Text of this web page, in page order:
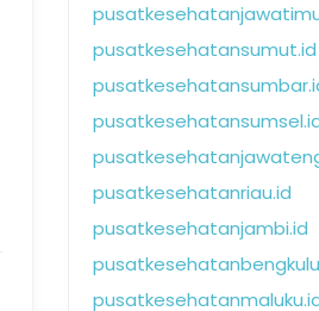
pusatkesehatansumut.id
pusatkesehatanriau.id
pusatkesehatanjambi.id